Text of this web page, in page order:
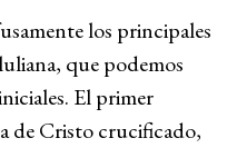
los principales
que podemos
El primer
de Cristo crucificado,